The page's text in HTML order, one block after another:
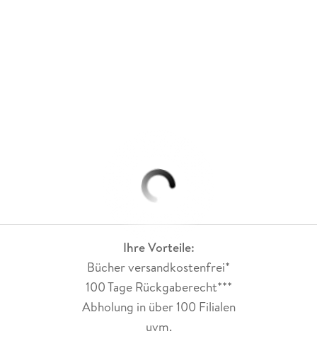
Ihre Vorteile:
Bücher versandkostenfrei*
100 Tage Rückgaberecht***
Abholung in über 100 Filialen
uvm.